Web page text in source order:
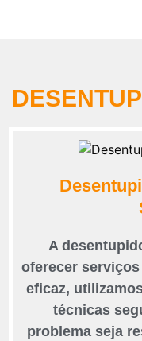
A
oferecer
eficaz,
técnicas
problema seja